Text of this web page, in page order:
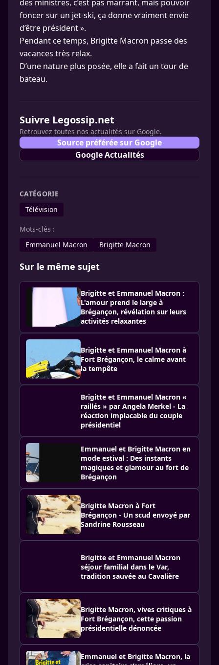
des ministres, c’est pas marrant, mais pouvoir
foncer sur un jet-ski, ça donne vraiment envie
d’être président ».
Pendant ce temps, Brigitte Macron passe des
vacances très relax.
D’une nature plus posée, elle a fait un tour de
bateau.
Suivre Legossip.net
Retrouvez toutes nos actualités sur Google.
Source préférée sur Google
Google Actualités
CATÉGORIE
Télévision
Mots-clés :
Emmanuel Macron
Brigitte Macron
Sur le même sujet
Brigitte et Emmanuel Macron :
L'amour prend le large à
Brégançon, révélation sur leurs
activités relaxantes
Brigitte et Emmanuel Macron à
Fort Brégançon, le calme avant
la tempête
Brigitte et Emmanuel Macron «
raillés » par Angela Merkel - La
réaction implacable du couple
présidentiel
Emmanuel et Brigitte Macron en
mode estival : Des instants
magiques et glamour au fort de
Brégançon
Brigitte Macron à Fort
Brégançon - Un scud envoyé par
Sandrine Rousseau
Brigitte et Emmanuel Macron
séjour familial dans le Var,
tradition sauvée au Cavalière
Brigitte Macron, vives critiques à
Fort Brégançon, cette passion
présidentielle dénoncée
Emmanuel et Brigitte Macron, la